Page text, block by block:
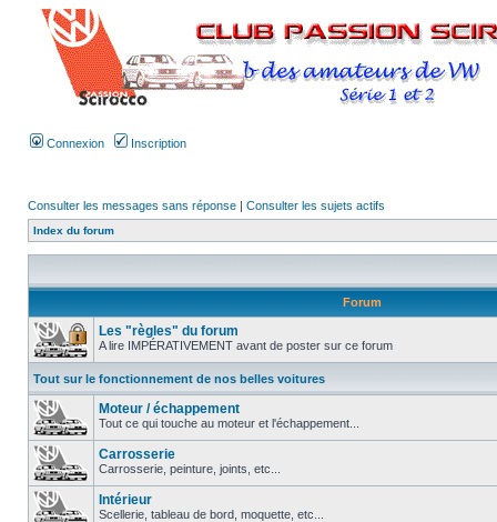
Connexion Inscription
Consulter les messages sans réponse | Consulter les sujets actifs
Index du forum
Forum
Les "règles" du forum
A lire IMPÉRATIVEMENT avant de poster sur ce forum
Tout sur le fonctionnement de nos belles voitures
Moteur / échappement
Tout ce qui touche au moteur et l'échappement...
Carrosserie
Carrosserie, peinture, joints, etc...
Intérieur
Scellerie, tableau de bord, moquette, etc...